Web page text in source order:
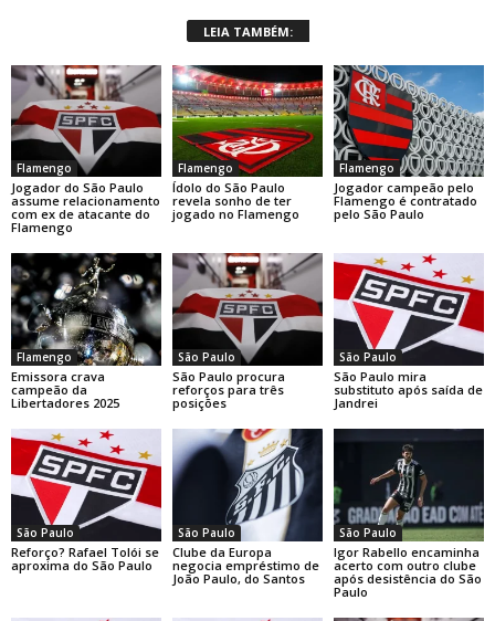
LEIA TAMBÉM:
Flamengo
Jogador do São Paulo
assume relacionamento
com ex de atacante do
Flamengo
Flamengo
Ídolo do São Paulo
revela sonho de ter
jogado no Flamengo
Flamengo
Jogador campeão pelo
Flamengo é contratado
pelo São Paulo
Flamengo
Emissora crava
campeão da
Libertadores 2025
São Paulo
São Paulo procura
reforços para três
posições
São Paulo
São Paulo mira
substituto após saída de
Jandrei
São Paulo
Reforço? Rafael Tolói se
aproxima do São Paulo
São Paulo
Clube da Europa
negocia empréstimo de
João Paulo, do Santos
São Paulo
Igor Rabello encaminha
acerto com outro clube
após desistência do São
Paulo